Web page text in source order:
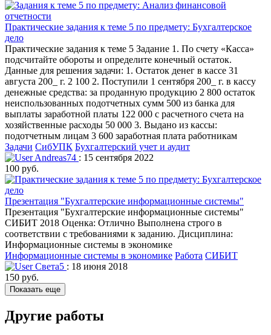
Практические задания к теме 5 по предмету: Бухгалтерское
дело
Практические задания к теме 5 Задание 1. По счету «Касса»
подсчитайте обороты и определите конечный остаток.
Данные для решения задачи: 1. Остаток денег в кассе 31
августа 200_ г. 2 100 2. Поступили 1 сентября 200_ г. в кассу
денежные средства: за проданную продукцию 2 800 остаток
неиспользованных подотчетных сумм 500 из банка для
выплаты заработной платы 122 000 с расчетного счета на
хозяйственные расходы 50 000 3. Выдано из кассы:
подотчетным лицам 3 600 заработная плата работникам
Задачи СибУПК Бухгалтерский учет и аудит
Andreas74 : 15 сентября 2022
100 руб.
Презентация "Бухгалтерские информационные системы"
Презентация "Бухгалтерские информационные системы"
СИБИТ 2018 Оценка: Отлично Выполнена строго в
соответствии с требованиями к заданию. Дисциплина:
Информационные системы в экономике
Информационные системы в экономике Работа СИБИТ
Света5 : 18 июня 2018
150 руб.
Показать еще
Другие работы